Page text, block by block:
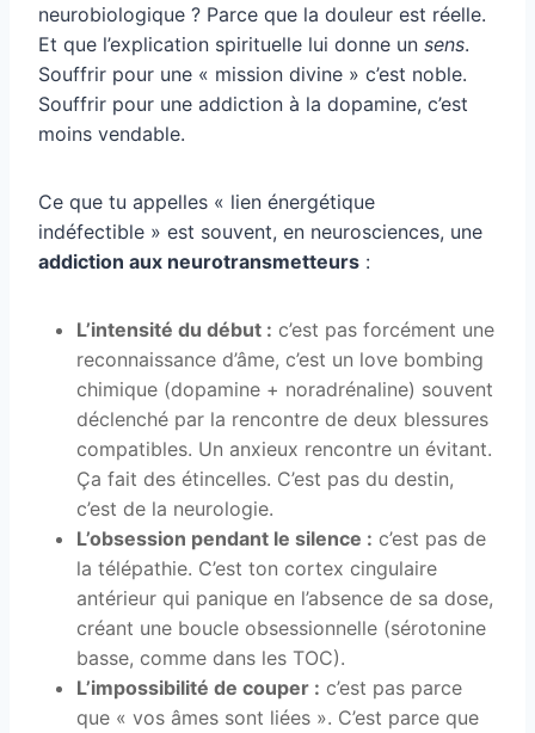
neurobiologique ? Parce que la douleur est réelle.
Et que l’explication spirituelle lui donne un sens.
Souffrir pour une « mission divine » c’est noble.
Souffrir pour une addiction à la dopamine, c’est
moins vendable.
Ce que tu appelles « lien énergétique
indéfectible » est souvent, en neurosciences, une
addiction aux neurotransmetteurs :
L’intensité du début : c’est pas forcément une
reconnaissance d’âme, c’est un love bombing
chimique (dopamine + noradrénaline) souvent
déclenché par la rencontre de deux blessures
compatibles. Un anxieux rencontre un évitant.
Ça fait des étincelles. C’est pas du destin,
c’est de la neurologie.
L’obsession pendant le silence : c’est pas de
la télépathie. C’est ton cortex cingulaire
antérieur qui panique en l’absence de sa dose,
créant une boucle obsessionnelle (sérotonine
basse, comme dans les TOC).
L’impossibilité de couper : c’est pas parce
que « vos âmes sont liées ». C’est parce que